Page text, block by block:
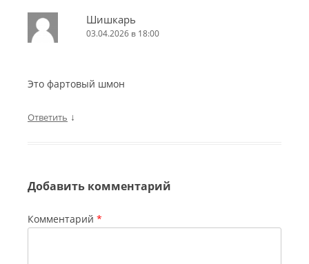
Шишкарь
03.04.2026 в 18:00
Это фартовый шмон
Ответить ↓
Добавить комментарий
Комментарий *